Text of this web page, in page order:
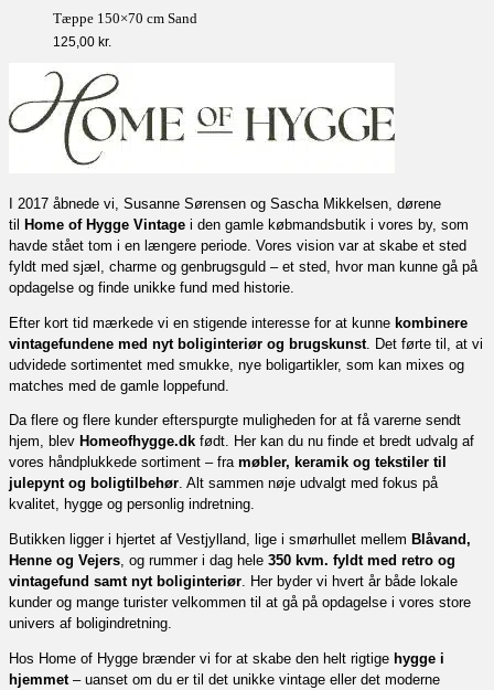
Tæppe 150×70 cm Sand
125,00 kr.
I 2017 åbnede vi, Susanne Sørensen og Sascha Mikkelsen, dørene
til
Home of Hygge Vintage i den gamle købmandsbutik i vores by, som
havde stået tom i en længere periode. Vores vision var at skabe et sted
fyldt med sjæl, charme og genbrugsguld – et sted, hvor man kunne gå på
opdagelse og finde unikke fund med historie.
Efter kort tid mærkede vi en stigende interesse for at kunne kombinere
vintagefundene med nyt boliginteriør og brugskunst . Det førte til, at vi
udvidede sortimentet med smukke, nye boligartikler, som kan mixes og
matches med de gamle loppefund.
Da flere og flere kunder efterspurgte muligheden for at få varerne sendt
hjem, blev Homeofhygge.dk født. Her kan du nu finde et bredt udvalg af
vores håndplukkede sortiment – fra møbler, keramik og tekstiler til
julepynt og boligtilbehør. Alt sammen nøje udvalgt med fokus på
kvalitet, hygge og personlig indretning.
Butikken ligger i hjertet af Vestjylland, lige i smørhullet mellem Blåvand,
Henne og Vejers, og rummer i dag hele 350 kvm. fyldt med retro og
vintagefund samt nyt boliginteriør. Her byder vi hvert år både lokale
kunder og mange turister velkommen til at gå på opdagelse i vores store
univers af boligindretning.
Hos Home of Hygge brænder vi for at skabe den helt rigtige hygge i
hjemmet – uanset om du er til det unikke vintage eller det moderne